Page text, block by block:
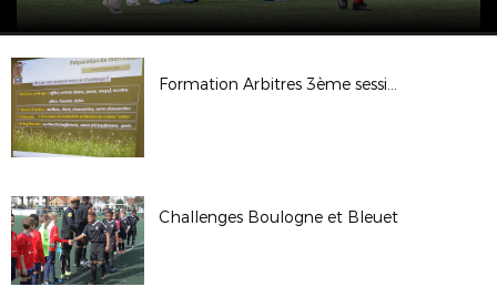
Formation Arbitres 3ème session
Challenges Boulogne et Bleuet